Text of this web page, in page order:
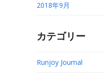
2018年9月
カテゴリー
Runjoy Journal